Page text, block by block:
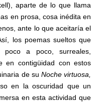
aparte de lo que llama
en prosa, cosa inédita en
ante lo que aceitaría el
los poemas sueltos que
poco a poco, surreales,
en contigüidad con estos
de suNoche virtuosa,
en la oscuridad que un
en esta actividad que